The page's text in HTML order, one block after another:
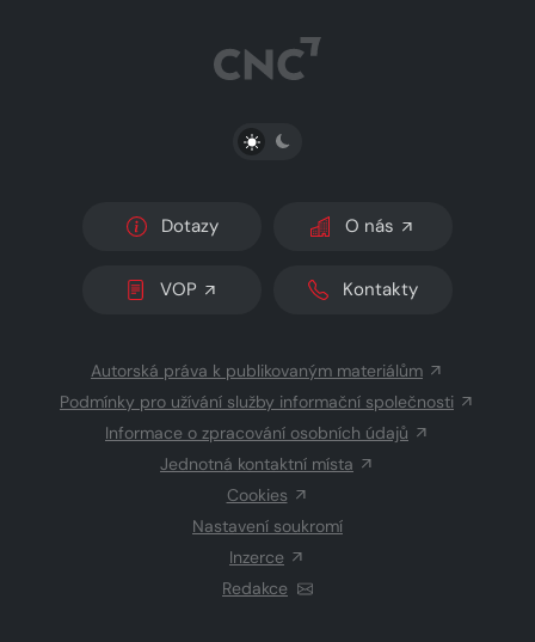
PŘEPNOUT SVĚTLÝ/TMAVÝ REŽIM
Dotazy O nás
VOP Kontakty
Autorská práva k publikovaným materiálům
Podmínky pro užívání služby informační společnosti
Informace o zpracování osobních údajů
Jednotná kontaktní místa
Cookies
Nastavení soukromí
Inzerce
Redakce